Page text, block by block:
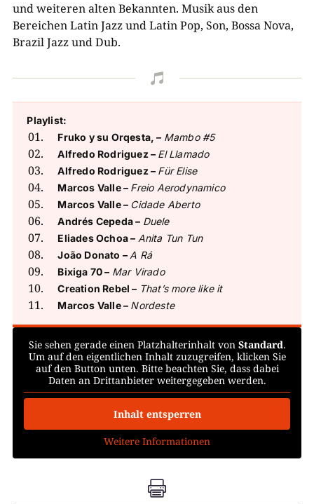
und weiteren alten Bekannten. Musik aus den
Bereichen Latin Jazz und Latin Pop, Son, Bossa Nova,
Brazil Jazz und Dub.

Playlist:
Fruko y su Orqesta,– Mambo #5
Alfredo Rodriguez – El Llamado
Alfredo Rodriguez – Für Elise
Marcos Valle – Freio Aerodynamico
Marcos Valle – Cidade Aberto
Andrés Cepeda – Duele
Eliades Ochoa – Anita Tun Tun
João Donato – A Rá
Bixiga 70 – Mar Virado
Creation Rebel – That’s more like it
Marcos Valle – Nordeste
Sie sehen gerade einen Platzhalterinhalt von Standard.
Um auf den eigentlichen Inhalt zuzugreifen, klicken Sie
auf den Button unten. Bitte beachten Sie, dass dabei
Daten an Drittanbieter weitergegeben werden.
Inhalt entsperren
Weitere Informationen
